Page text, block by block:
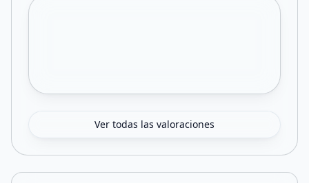
Ver todas las valoraciones